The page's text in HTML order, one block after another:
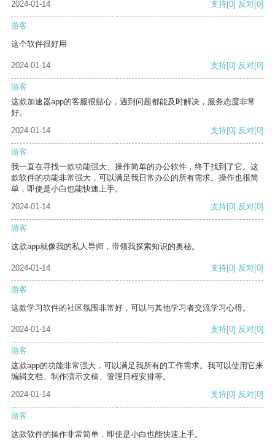
2024-01-14 支持[0] 反对[0]
游客
这个软件很好用
2024-01-14 支持[0] 反对[0]
游客
这款加速器app的客服很贴心，遇到问题都能及时解决，服务态度非常
好。
2024-01-14
支持[0] 反对[0]
游客
我一直在寻找一款功能强大、操作简单的办公软件，终于找到了它。这
款软件的功能非常强大，可以满足我日常办公的所有需求。操作也很简
单，即使是小白也能快速上手。
2024-01-14
支持[0] 反对[0]
游客
这款app就像我的私人导师，带领我探索知识的奥秘。
2024-01-14 支持[0] 反对[0]
游客
这款学习软件的社区氛围非常好，可以与其他学习者交流学习心得。
2024-01-14 支持[0] 反对[0]
游客
这款app的功能非常强大，可以满足我所有的工作需求。我可以使用它来
编辑文档、制作演示文稿、管理日程安排等。
2024-01-14
支持[0] 反对[0]
游客
这款软件的操作非常简单，即使是小白也能快速上手。